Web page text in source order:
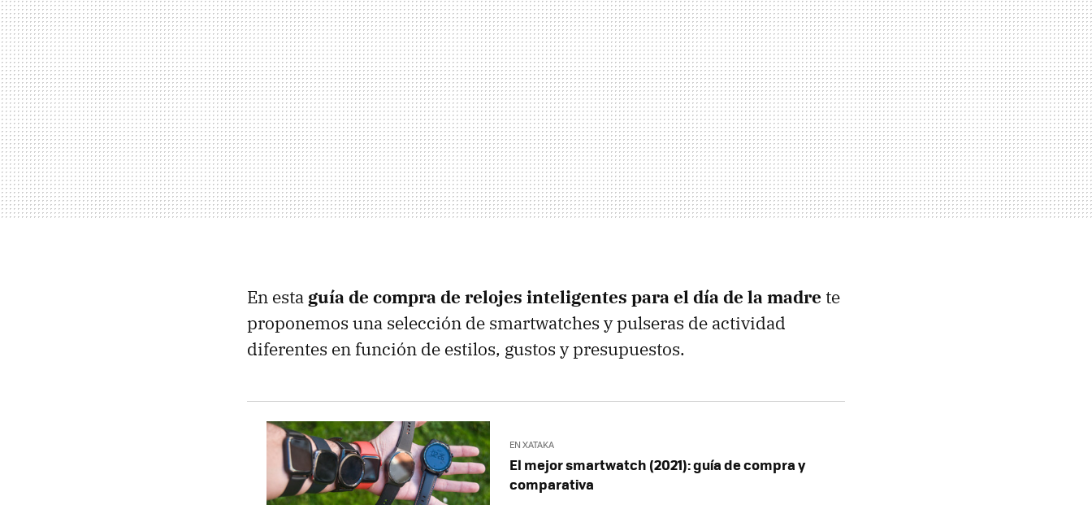
En esta guía de compra de relojes inteligentes para el día de la madre te
proponemos una selección de smartwatches y pulseras de actividad
diferentes en función de estilos, gustos y presupuestos.
EN XATAKA
El mejor smartwatch (2021): guía de compra y
comparativa